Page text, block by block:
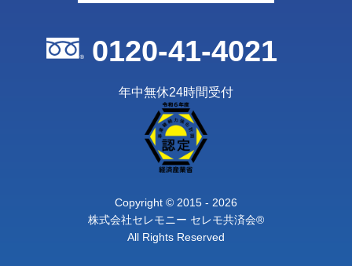
0120-41-4021
年中無休24時間受付
Copyright © 2015 - 2026
株式会社セレモニー セレモ共済会®
All Rights Reserved